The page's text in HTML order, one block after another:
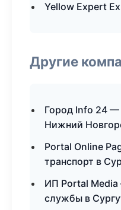
Yellow Expert
Другие
Город Info 24 —
Нижний
Portal Online
транспорт в
ИП Portal
службы в